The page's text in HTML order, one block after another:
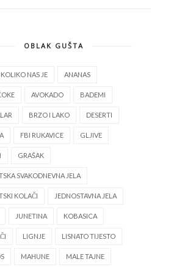
OBLAK GUŠTA
NAS JE ANANAS
AVOKADO BADEMI
BRZO I LAKO DESERTI
FBI RUKAVICE GLJIVE
GRAŠAK
SVAKODNEVNA JELA
KOLAČI JEDNOSTAVNA JELA
JUNETINA KOBASICA
LIGNJE LISNATO TIJESTO
MAHUNE MALE TAJNE